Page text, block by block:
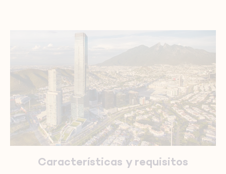
Características y requisitos